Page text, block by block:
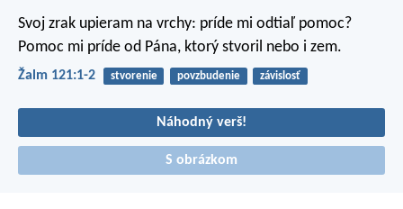
Svoj zrak upieram na vrchy: príde mi odtiaľ pomoc?
Pomoc mi príde od Pána, ktorý stvoril nebo i zem.
Žalm 121:1-2 stvorenie povzbudenie závislosť
Náhodný verš!
S obrázkom